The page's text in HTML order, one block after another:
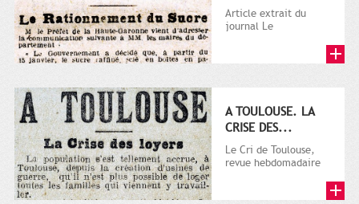
Article extrait du
journal Le
A TOULOUSE. LA
CRISE DES...
Le Cri de Toulouse,
revue hebdomadaire